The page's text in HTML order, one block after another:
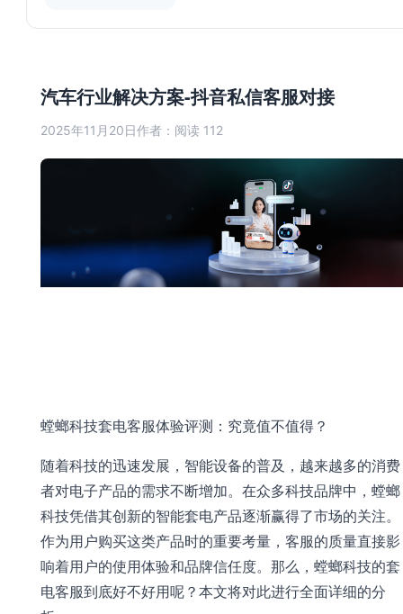
汽车行业解决方案-抖音私信客服对接
2025年11月20日作者： 阅读 112
螳螂科技套电客服体验评测：究竟值不值得？
随着科技的迅速发展，智能设备的普及，越来越多的消费
者对电子产品的需求不断增加。在众多科技品牌中，螳螂
科技凭借其创新的智能套电产品逐渐赢得了市场的关注。
作为用户购买这类产品时的重要考量，客服的质量直接影
响着用户的使用体验和品牌信任度。那么，螳螂科技的套
电客服到底好不好用呢？本文将对此进行全面详细的分